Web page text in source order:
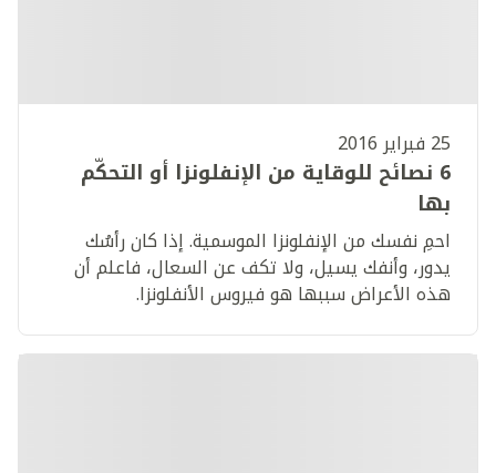
25 فبراير 2016
6 نصائح للوقاية من الإنفلونزا أو التحكّم
بها
احمِ نفسك من الإنفلونزا الموسمية. إذا كان رأسُك
يدور، وأنفك يسيل، ولا تكف عن السعال، فاعلم أن
هذه الأعراض سببها هو فيروس الأنفلونزا.